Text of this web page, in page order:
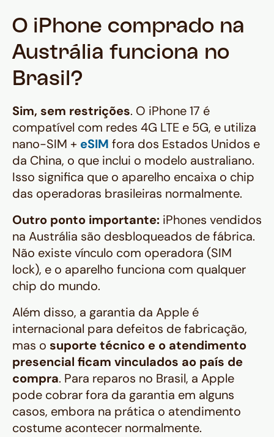
O iPhone comprado na
Austrália funciona no
Brasil?
Sim, sem restrições. O iPhone 17 é
compatível com redes 4G LTE e 5G, e utiliza
nano-SIM + eSIM fora dos Estados Unidos e
da China, o que inclui o modelo australiano.
Isso significa que o aparelho encaixa o chip
das operadoras brasileiras normalmente.
Outro ponto importante: iPhones vendidos
na Austrália são desbloqueados de fábrica.
Não existe vínculo com operadora (SIM
lock), e o aparelho funciona com qualquer
chip do mundo.
Além disso, a garantia da Apple é
internacional para defeitos de fabricação,
mas o suporte técnico e o atendimento
presencial ficam vinculados ao país de
compra. Para reparos no Brasil, a Apple
pode cobrar fora da garantia em alguns
casos, embora na prática o atendimento
costume acontecer normalmente.